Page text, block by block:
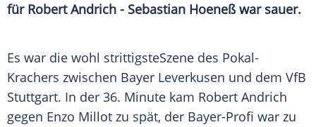
für Robert Andrich - Sebastian Hoeneß war sauer.
Es war die wohl strittigsteSzene des Pokal-
Krachers zwischen Bayer Leverkusen und dem VfB
Stuttgart. In der 36. Minute kam Robert Andrich
gegen Enzo Millot zu spät, der Bayer-Profi war zu